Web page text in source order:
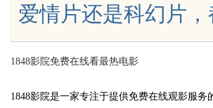
爱情片还是科幻片
1848影院免费在线看最热电影
1848影院是一家专注于提供免费在线观影服